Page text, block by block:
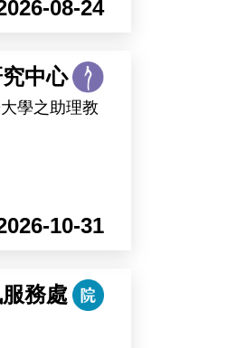
08-24
中心
學之助理教
10-31
務處